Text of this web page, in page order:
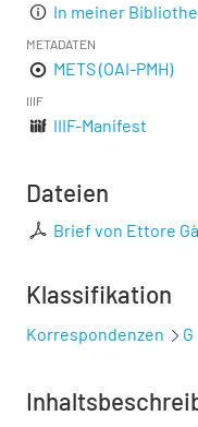
In meiner
METADATEN
METS (OAI-PMH)
IIIF
IIIF-Manifest
Dateien
Brief von Ettore
Klassifikation
Korrespondenzen G